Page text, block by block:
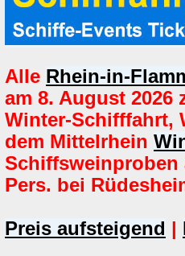
Alle Rhein-in-
am 8. August 2026
Winter-Schifffahrt,
dem Mittelrhein
Schiffsweinproben
Pers. bei
Preis aufsteigend |